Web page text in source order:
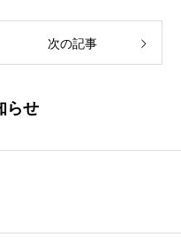
次の記事
らせ